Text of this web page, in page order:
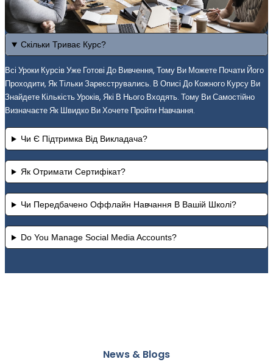
Скільки Триває Курс?
Всі Уроки Курсів Уже Готові До Вивчення, Тому Ви Можете Почати Його
Проходити, Як Тільки Зареєструвались. В Описі До Кожного Курсу Ви
Знайдете Кількість Уроків, Які В Нього Входять. Тому Ви Самостійно
Визначаєте Як Швидко Ви Хочете Пройти Навчання.
Чи Є Підтримка Від Викладача?
Як Отримати Сертифікат?
Чи Передбачено Оффлайн Навчання В Вашій Школі?
Do You Manage Social Media Accounts?
News & Blogs